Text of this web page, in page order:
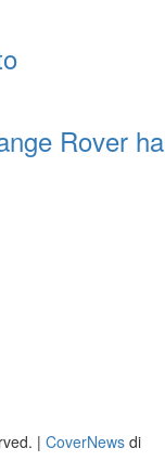
Rover ha
| CoverNews di